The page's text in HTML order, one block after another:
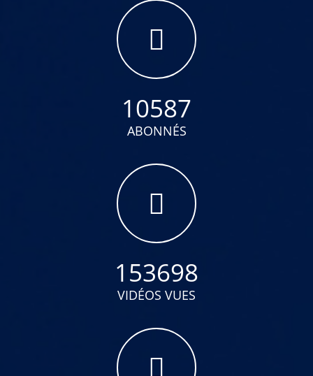
10587
ABONNÉS
153698
VIDÉOS VUES